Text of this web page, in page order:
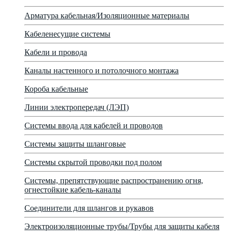
Арматура кабельная/Изоляционные материалы
Кабеленесущие системы
Кабели и провода
Каналы настенного и потолочного монтажа
Короба кабельные
Линии электропередач (ЛЭП)
Системы ввода для кабелей и проводов
Системы защиты шланговые
Системы скрытой проводки под полом
Системы, препятствующие распространению огня,
огнестойкие кабель-каналы
Соединители для шлангов и рукавов
Электроизоляционные трубы/Трубы для защиты кабеля